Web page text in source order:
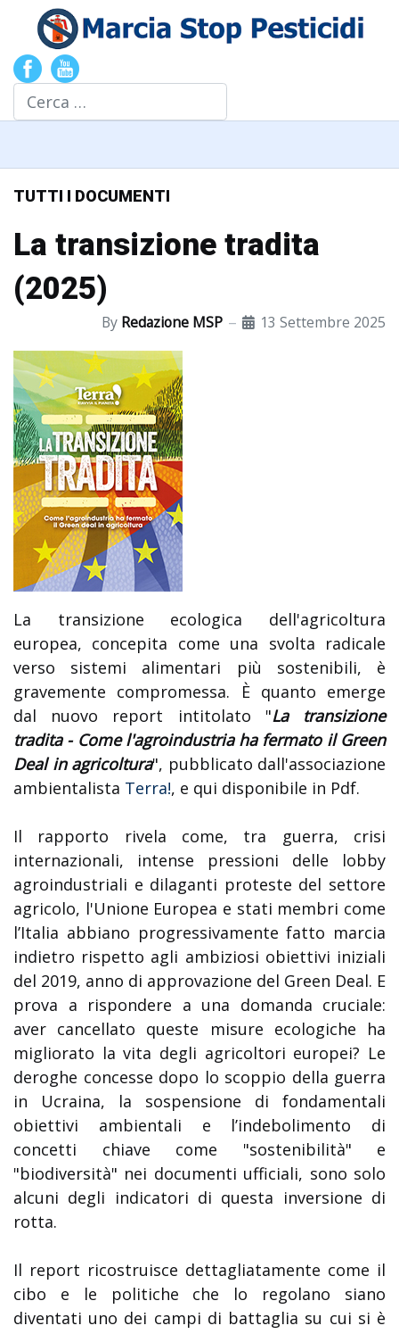
Cerca
TUTTI I DOCUMENTI
La transizione tradita
(2025)
By Redazione MSP 13 Settembre 2025
La transizione ecologica dell'agricoltura
europea, concepita come una svolta radicale
verso sistemi alimentari più sostenibili, è
gravemente compromessa. È quanto emerge
dal nuovo report intitolato "La transizione
tradita - Come l'agroindustria ha fermato il Green
Deal in agricoltura", pubblicato dall'associazione
ambientalista Terra!, e qui disponibile in Pdf.
Il rapporto rivela come, tra guerra, crisi
internazionali, intense pressioni delle lobby
agroindustriali e dilaganti proteste del settore
agricolo, l'Unione Europea e stati membri come
l’Italia abbiano progressivamente fatto marcia
indietro rispetto agli ambiziosi obiettivi iniziali
del 2019, anno di approvazione del Green Deal. E
prova a rispondere a una domanda cruciale:
aver cancellato queste misure ecologiche ha
migliorato la vita degli agricoltori europei? Le
deroghe concesse dopo lo scoppio della guerra
in Ucraina, la sospensione di fondamentali
obiettivi ambientali e l’indebolimento di
concetti chiave come "sostenibilità" e
"biodiversità" nei documenti ufficiali, sono solo
alcuni degli indicatori di questa inversione di
rotta.
Il report ricostruisce dettagliatamente come il
cibo e le politiche che lo regolano siano
diventati uno dei campi di battaglia su cui si è